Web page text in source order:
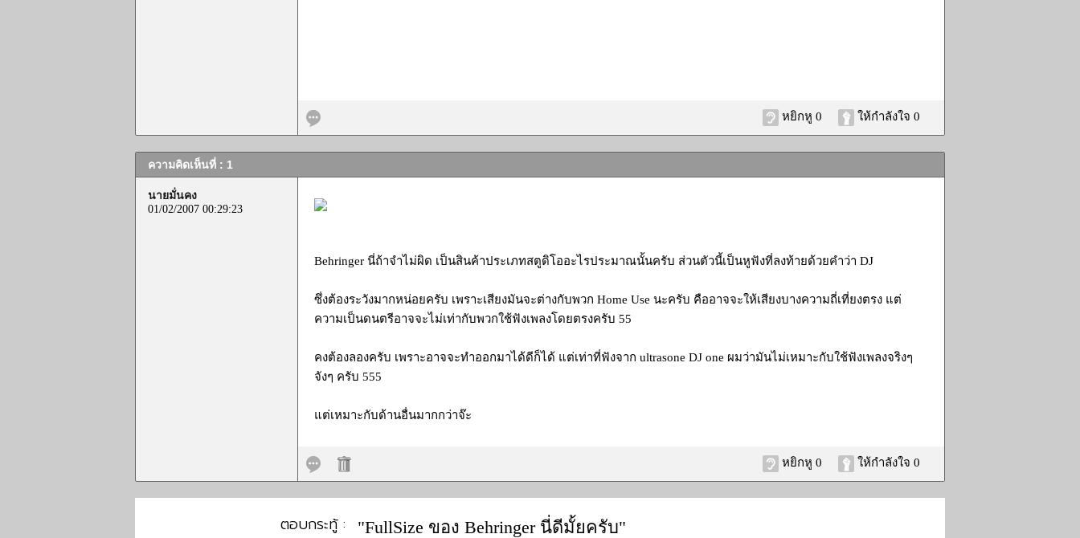
ให้กำลังใจ 0
หยิกหู 0
ความคิดเห็นที่ : 1
นายมั่นคง
01/02/2007 00:29:23
Behringer นี่ถ้าจำไม่ผิด เป็นสินค้าประเภทสตูดิโออะไรประมาณนั้นครับ ส่วนตัวนี้เป็นหูฟังที่ลงท้ายด้วยคำว่า DJ
ซึ่งต้องระวังมากหน่อยครับ เพราะเสียงมันจะต่างกับพวก Home Use นะครับ คืออาจจะให้เสียงบางความถี่เที่ยงตรง แต่
ความเป็นดนตรีอาจจะไม่เท่ากับพวกใช้ฟังเพลงโดยตรงครับ 55
คงต้องลองครับ เพราะอาจจะทำออกมาได้ดีก็ได้ แต่เท่าที่ฟังจาก ultrasone DJ one ผมว่ามันไม่เหมาะกับใช้ฟังเพลงจริงๆ
จังๆ ครับ 555
แต่เหมาะกับด้านอื่นมากกว่าจ๊ะ
ให้กำลังใจ 0
หยิกหู 0
ตอบกระทู้ : "FullSize ของ Behringer นี่ดีมั้ยครับ"